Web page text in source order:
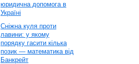
юридична допомога в
Україні
Сніжна куля проти
лавини: у якому
порядку гасити кілька
позик — математика від
Банкрейт